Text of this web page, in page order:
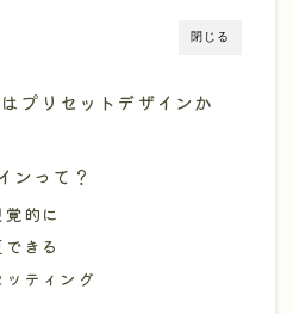
閉じる
プリセットデザインか
ンって？
的に
きる
ティング